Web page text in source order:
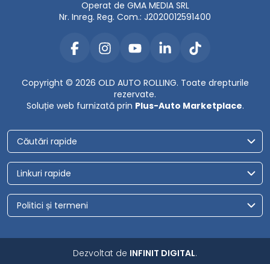
Operat de GMA MEDIA SRL
Nr. Inreg. Reg. Com.: J2020012591400
Copyright © 2026 OLD AUTO ROLLING. Toate drepturile
rezervate.
Soluție web furnizată prin Plus-Auto Marketplace.
Căutări rapide
Linkuri rapide
Politici și termeni
Dezvoltat de INFINIT DIGITAL.